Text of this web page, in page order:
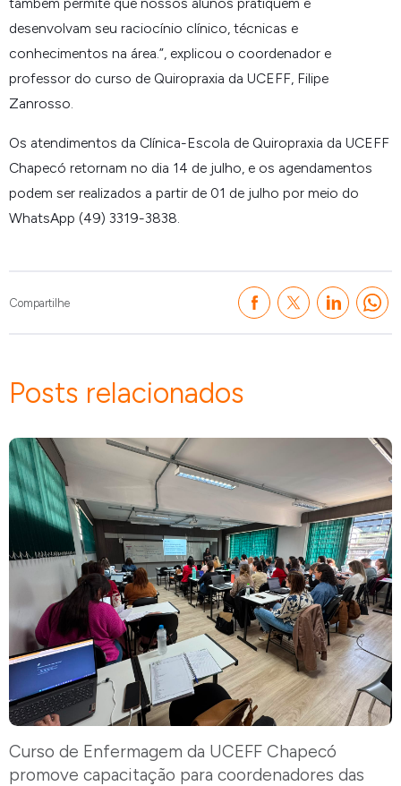
desenvolvam seu raciocínio clínico, técnicas e
conhecimentos na área.”, explicou o coordenador e
professor do curso de Quiropraxia da UCEFF, Filipe
Zanrosso.
Os atendimentos da Clínica-Escola de Quiropraxia da UCEFF
Chapecó retornam no dia 14 de julho, e os agendamentos
podem ser realizados a partir de 01 de julho por meio do
WhatsApp (49) 3319-3838.
Compartilhe
Posts relacionados
Curso de Enfermagem da UCEFF Chapecó
promove capacitação para coordenadores das